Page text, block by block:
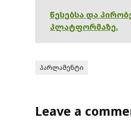
წესებსა და
პლატფორმაზე.
პარლამენტი
Leave a